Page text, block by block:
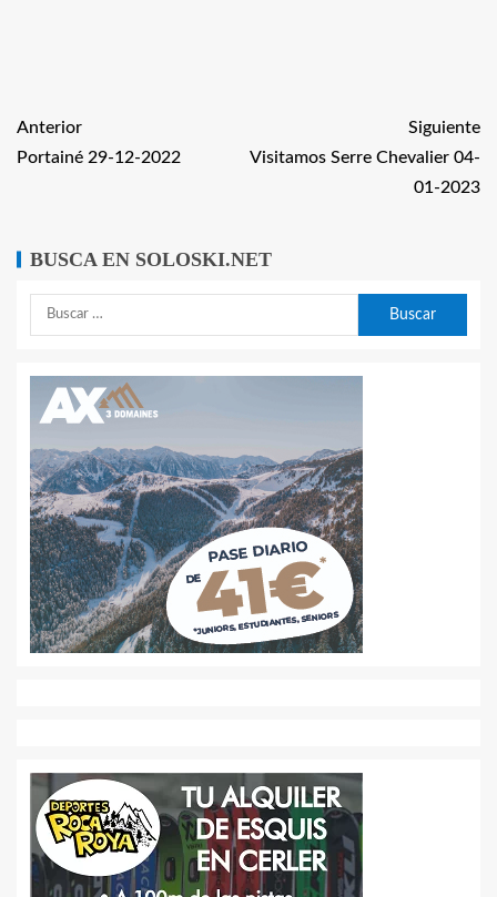
Anterior
Portainé 29-12-2022
Siguiente
Visitamos Serre Chevalier 04-
01-2023
BUSCA EN SOLOSKI.NET